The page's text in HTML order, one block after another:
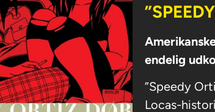
endelig
”Speedy
Locas-